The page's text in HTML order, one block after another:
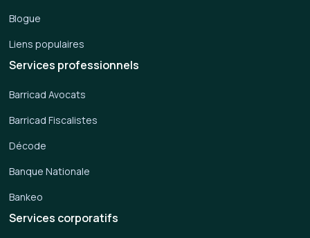
Services corporatifs
Services professionnels
Barricad Avocats
Barricad Fiscalistes
Décode
Banque Nationale
Bankeo
Blogue
Liens populaires